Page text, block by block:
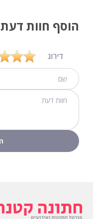
הוסף חוות דעת
דירוג